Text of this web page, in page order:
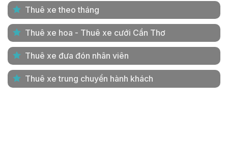
Thuê xe theo tháng
Thuê xe hoa - Thuê xe cưới Cần Thơ
Thuê xe đưa đón nhân viên
Thuê xe trung chuyển hành khách